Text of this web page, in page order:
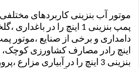
موتور آب بنزینی کاربردهای مختلفی
پمپ بنزینی 1 اینچ را در باغداری
اینچ رادر مصارف کشاورزی کوچک،
بنزینی 3 اینچ را در آبیاری مزارع